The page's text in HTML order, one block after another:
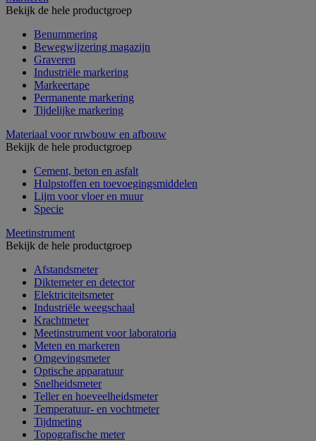
Bekijk de hele productgroep
Benummering
Bewegwijzering magazijn
Graveren
Industriële markering
Markeertape
Permanente markering
Tijdelijke markering
Materiaal voor ruwbouw en afbouw
Bekijk de hele productgroep
Cement, beton en asfalt
Hulpstoffen en toevoegingsmiddelen
Lijm voor vloer en muur
Specie
Meetinstrument
Bekijk de hele productgroep
Afstandsmeter
Diktemeter en detector
Elektriciteitsmeter
Industriële weegschaal
Krachtmeter
Meetinstrument voor laboratoria
Meten en markeren
Omgevingsmeter
Optische apparatuur
Snelheidsmeter
Teller en hoeveelheidsmeter
Temperatuur- en vochtmeter
Tijdmeting
Topografische meter